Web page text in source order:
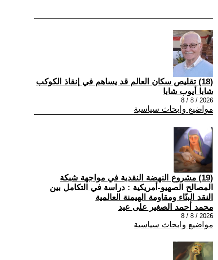
(18) تقليص سكان العالم قد يساهم في إنقاذ الكوكب
شابا أيوب شابا
2026 / 8 / 8
مواضيع وابحاث سياسية
(19) مشروع النهضة النقدية في مواجهة شبكة
المصالح الصهيو-أمريكية : دراسة في التكامل بين
النقد البنّاء ومقاومة الهيمنة العالمية
محمد أحمد الصغير على عيد
2026 / 8 / 8
مواضيع وابحاث سياسية